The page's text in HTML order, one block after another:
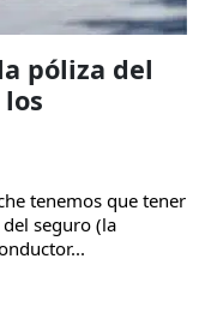
póliza del
tenemos que tener
seguro (la